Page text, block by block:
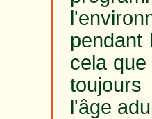
pendant
cela
l'âge